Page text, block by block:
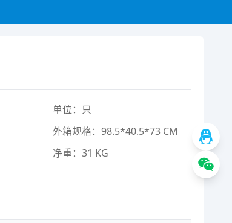
单位：只
外箱规格：98.5*40.5*73 CM
净重：31 KG